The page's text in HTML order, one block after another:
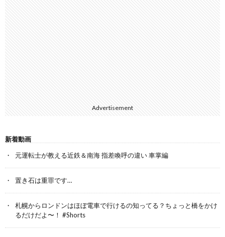
Advertisement
新着動画
元運転士が教える近鉄＆南海 指差喚呼の違い 車掌編
置き石は重罪です…
札幌からロンドンはほぼ電車で行けるの知ってる？ちょっと橋をかけ
るだけだよ〜！ #Shorts